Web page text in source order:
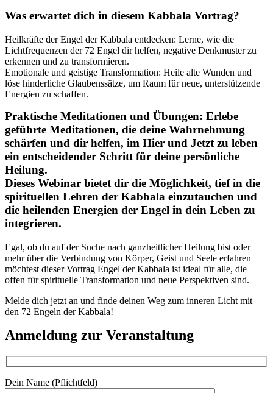
Was erwartet dich in diesem Kabbala Vortrag?
Heilkräfte der Engel der Kabbala entdecken: Lerne, wie die
Lichtfrequenzen der 72 Engel dir helfen, negative Denkmuster zu
erkennen und zu transformieren.
Emotionale und geistige Transformation: Heile alte Wunden und
löse hinderliche Glaubenssätze, um Raum für neue, unterstützende
Energien zu schaffen.
Praktische Meditationen und Übungen: Erlebe
geführte Meditationen, die deine Wahrnehmung
schärfen und dir helfen, im Hier und Jetzt zu leben
ein entscheidender Schritt für deine persönliche
Heilung.
Dieses Webinar bietet dir die Möglichkeit, tief in die
spirituellen Lehren der Kabbala einzutauchen und
die heilenden Energien der Engel in dein Leben zu
integrieren.
Egal, ob du auf der Suche nach ganzheitlicher Heilung bist oder
mehr über die Verbindung von Körper, Geist und Seele erfahren
möchtest dieser Vortrag Engel der Kabbala ist ideal für alle, die
offen für spirituelle Transformation und neue Perspektiven sind.
Melde dich jetzt an und finde deinen Weg zum inneren Licht mit
den 72 Engeln der Kabbala!
Anmeldung zur Veranstaltung
Dein Name (Pflichtfeld)